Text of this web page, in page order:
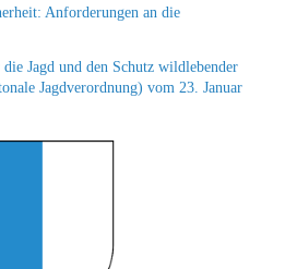
Anforderungen an die
Jagd und den Schutz wildlebender
Jagdverordnung) vom 23. Januar